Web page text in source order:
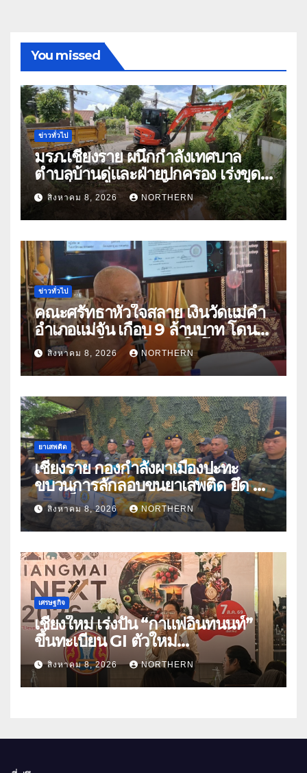
You missed
ข่าวทั่วไป
มรภ.เชียงราย ผนึกกำลังเทศบาล
ตำบลบ้านดู่และฝ่ายปกครอง เร่งขุด
ลอกสิ่งกีดขวางทางน้ำ ป้องกันและลด
ปัญหาน้ำท่วม
สิงหาคม 8, 2026 NORTHERN
ข่าวทั่วไป
คณะศรัทธาหัวใจสลาย เงินวัดแม่คำ
อำเภอแม่จัน เกือบ 9 ล้านบาท โดน
แก๊งคอลเซ็นเตอร์หลอกให้โอนข้าม
ปีกว่า 66 บัญชี
สิงหาคม 8, 2026 NORTHERN
ยาเสพติด
เชียงราย กองกำลังผาเมืองปะทะ
ขบวนการลักลอบขนยาเสพติด ยึด 2
ล้านเม็ด
สิงหาคม 8, 2026 NORTHERN
เศรษฐกิจ
เชียงใหม่ เร่งปั้น “กาแฟอินทนนท์”
ขึ้นทะเบียน GI ตัวใหม่
“CHIANGMAI GI NEXT 2026”
ติดอาวุธผู้ประกอบการ 100 ราย ดัน
สินค้าอัตลักษณ์สู่ตลาดพรีเมียม
สิงหาคม 8, 2026 NORTHERN